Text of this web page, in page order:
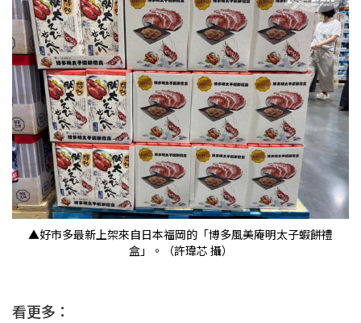
▲好市多最新上架來自日本福岡的「博多風美庵明太子蝦餅禮
盒」。（許瑋芯 攝）
看更多：